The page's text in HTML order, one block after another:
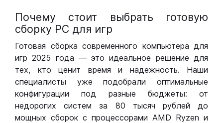
Почему стоит выбрать готовую
сборку РС для игр
Готовая сборка современного компьютера для
игр 2025 года — это идеальное решение для
тех, кто ценит время и надежность. Наши
специалисты уже подобрали оптимальные
конфигурации под разные бюджеты: от
недорогих систем за 80 тысяч рублей до
мощных сборок с процессорами AMD Ryzen и